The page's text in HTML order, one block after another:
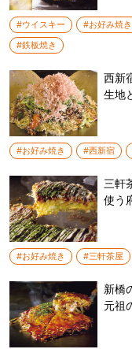
#ウイスキー #お好み焼き
#鉄板焼き
西新
生地
#お好み焼き #西新宿
三軒
使う
#お好み焼き #三軒茶屋
新橋
元祖